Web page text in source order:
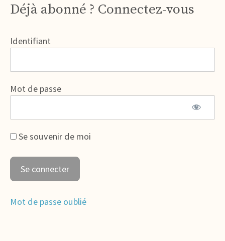
Déjà abonné ? Connectez-vous
Identifiant
Mot de passe
Se souvenir de moi
Mot de passe oublié